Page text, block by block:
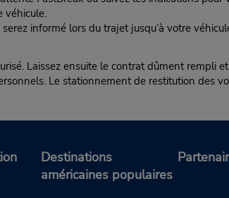
véhicule.
informé lors du trajet jusqu’à votre
Laissez ensuite le contrat dûment rempli
Le stationnement de restitution des
Destinations
américaines populaires